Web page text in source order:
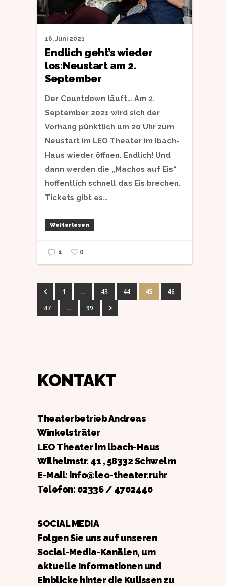
16. Juni 2021
Endlich geht’s wieder
los:Neustart am 2.
September
Der Countdown läuft… Am 2.
September 2021 wird sich der
Vorhang pünktlich um 20 Uhr zum
Neustart im LEO Theater im Ibach-
Haus wieder öffnen. Endlich! Und
dann werden die „Machos auf Eis“
hoffentlich schnell das Eis brechen.
Tickets gibt es…
Weiterlesen
1 0
1 … 43 44 45
46
47
… 99
KONTAKT
Theaterbetrieb Andreas
Winkelsträter
LEO Theater im lbach-Haus
Wilhelmstr. 41 , 58332 Schwelm
E-Mail: info@leo-theater.ruhr
Telefon: 02336 / 4702440
SOCIAL MEDIA
Folgen Sie uns auf unseren
Social-Media-Kanälen, um
aktuelle Informationen und
Einblicke hinter die Kulissen zu